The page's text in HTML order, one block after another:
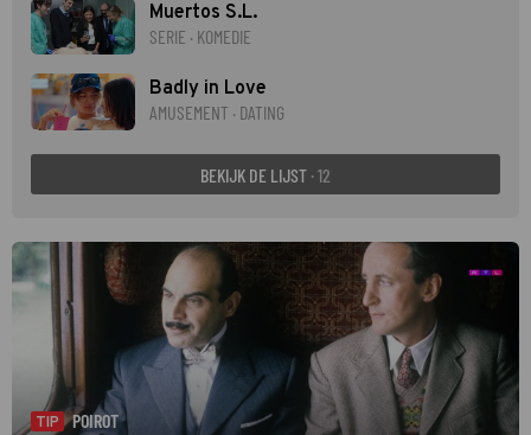
Muertos S.L.
SERIE · KOMEDIE
Badly in Love
AMUSEMENT · DATING
BEKIJK DE LIJST · 12
TIP
POIROT